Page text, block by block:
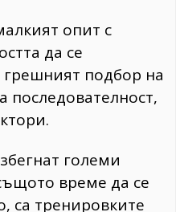
опит с
да се
грешният подбор на
последователност,
големи
време да се
са тренировките